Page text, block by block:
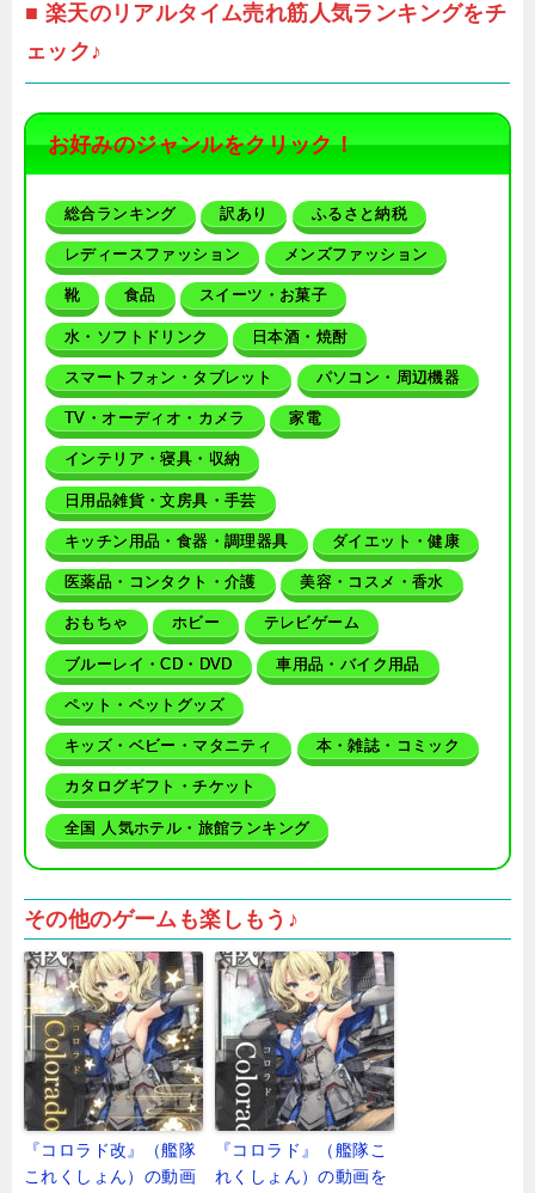
■ 楽天のリアルタイム売れ筋人気ランキングをチ
ェック♪
お好みのジャンルをクリック！
総合ランキング 訳あり ふるさと納税
レディースファッション メンズファッション
靴 食品 スイーツ・お菓子
水・ソフトドリンク 日本酒・焼酎
スマートフォン・タブレット パソコン・周辺機器
TV・オーディオ・カメラ 家電
インテリア・寝具・収納
日用品雑貨・文房具・手芸
キッチン用品・食器・調理器具 ダイエット・健康
医薬品・コンタクト・介護 美容・コスメ・香水
おもちゃ ホビー テレビゲーム
ブルーレイ・CD・DVD 車用品・バイク用品
ペット・ペットグッズ
キッズ・ベビー・マタニティ 本・雑誌・コミック
カタログギフト・チケット
全国 人気ホテル・旅館ランキング
その他のゲームも楽しもう♪
『コロラド改』（艦隊
これくしょん）の動画
『コロラド』（艦隊こ
れくしょん）の動画を